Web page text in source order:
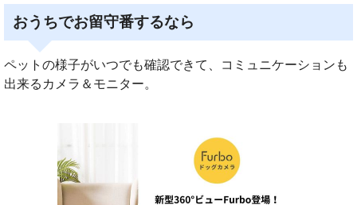
おうちでお留守番するなら
ペットの様子がいつでも確認できて、コミュニケーションも
出来るカメラ＆モニター。